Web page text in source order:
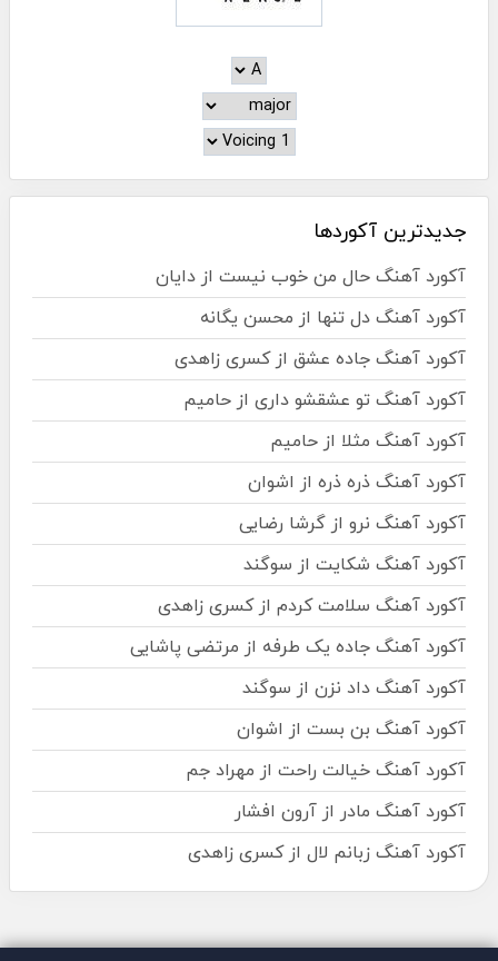
جدیدترین آکوردها
آکورد آهنگ حال من خوب نیست از دایان
آکورد آهنگ دل تنها از محسن یگانه
آکورد آهنگ جاده عشق از کسری زاهدی
آکورد آهنگ تو عشقشو داری از حامیم
آکورد آهنگ مثلا از حامیم
آکورد آهنگ ذره ذره از اشوان
آکورد آهنگ نرو از گرشا رضایی
آکورد آهنگ شکایت از سوگند
آکورد آهنگ سلامت کردم از کسری زاهدی
آکورد آهنگ جاده یک طرفه از مرتضی پاشایی
آکورد آهنگ داد نزن از سوگند
آکورد آهنگ بن بست از اشوان
آکورد آهنگ خیالت راحت از مهراد جم
آکورد آهنگ مادر از آرون افشار
آکورد آهنگ زبانم لال از کسری زاهدی